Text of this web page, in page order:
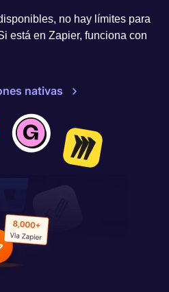
no hay límites para
está en Zapier, funciona con
nativas